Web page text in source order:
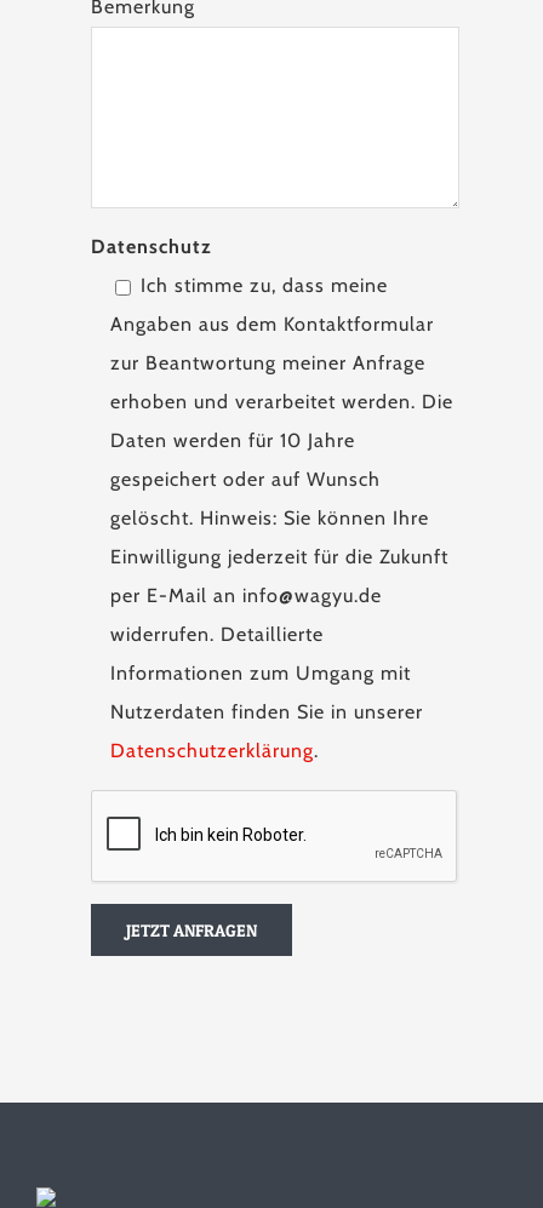
Bemerkung
Datenschutz
Ich stimme zu, dass meine
Angaben aus dem Kontaktformular
zur Beantwortung meiner Anfrage
erhoben und verarbeitet werden. Die
Daten werden für 10 Jahre
gespeichert oder auf Wunsch
gelöscht. Hinweis: Sie können Ihre
Einwilligung jederzeit für die Zukunft
per E-Mail an info@wagyu.de
widerrufen. Detaillierte
Informationen zum Umgang mit
Nutzerdaten finden Sie in unserer
Datenschutzerklärung.